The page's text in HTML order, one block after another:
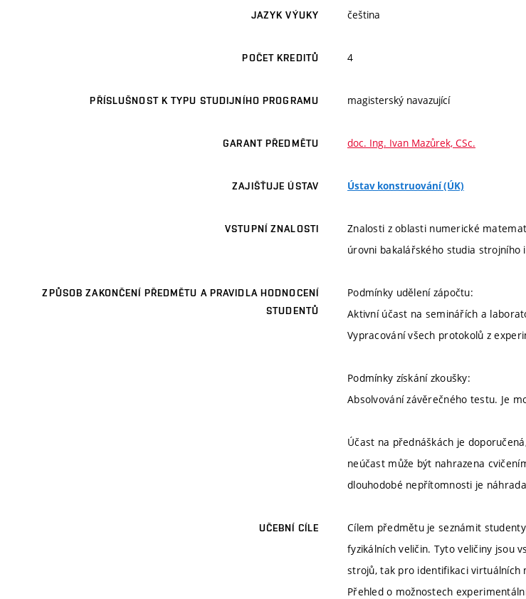
JAZYK VÝUKY čeština
POČET KREDITŮ 4
PŘÍSLUŠNOST K TYPU STUDIJNÍHO PROGRAMU magisterský navazující
GARANT PŘEDMĚTU doc. Ing. Ivan Mazůrek, CSc.
ZAJIŠŤUJE ÚSTAV Ústav konstruování (ÚK)
VSTUPNÍ ZNALOSTI
Znalosti z oblasti numerické
úrovni bakalářského studia strojního
ZPŮSOB ZAKONČENÍ PŘEDMĚTU A PRAVIDLA HODNOCENÍ
STUDENTŮ
Podmínky udělení zápočtu:
Aktivní účast na seminářích a
Vypracování všech protokolů z
Podmínky získání zkoušky:
Absolvování závěrečného testu. Je
Účast na přednáškách je
neúčast může být nahrazena
dlouhodobé nepřítomnosti je
UČEBNÍ CÍLE
Cílem předmětu je seznámit
fyzikálních veličin. Tyto veličiny jsou
strojů, tak pro identifikaci virtuálních
Přehled o možnostech